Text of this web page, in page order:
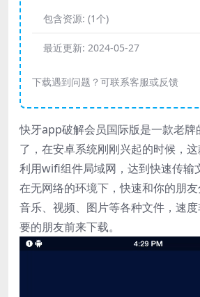
包含资源: (1个)
最近更新: 2024-05-27
下载遇到问题？可联系客服或反馈
快牙app破解会员国际版是一款老牌
了，在安卓系统刚刚兴起的时候，这
利用wifi组件局域网，达到快速传输
在无网络的环境下，快速和你的朋友
音乐、视频、图片等各种文件，速
要的朋友前来下载。